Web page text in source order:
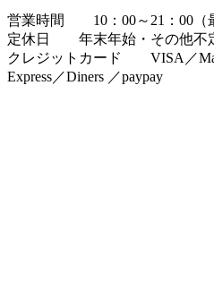
営業時間 10：00～21：00（最
定休日 年末年始・その他不
クレジットカード VISA／
Express／Diners ／paypay